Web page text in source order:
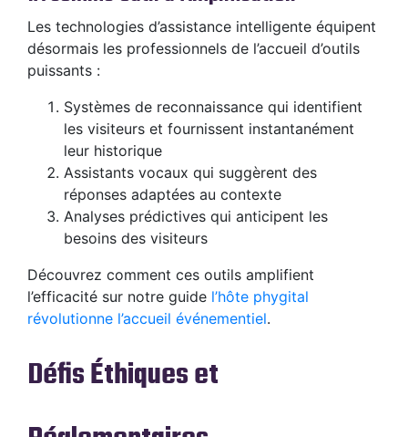
Les technologies d’assistance intelligente équipent
désormais les professionnels de l’accueil d’outils
puissants :
Systèmes de reconnaissance qui identifient
les visiteurs et fournissent instantanément
leur historique
Assistants vocaux qui suggèrent des
réponses adaptées au contexte
Analyses prédictives qui anticipent les
besoins des visiteurs
Découvrez comment ces outils amplifient
l’efficacité sur notre guide l’hôte phygital
révolutionne l’accueil événementiel.
Défis Éthiques et